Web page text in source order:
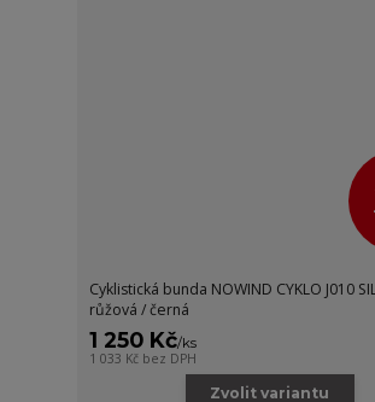
Cyklistická bunda NOWIND CYKLO J010
růžová / černá
1 250 Kč/ks
1 033 Kč bez DPH
Zvolit variantu